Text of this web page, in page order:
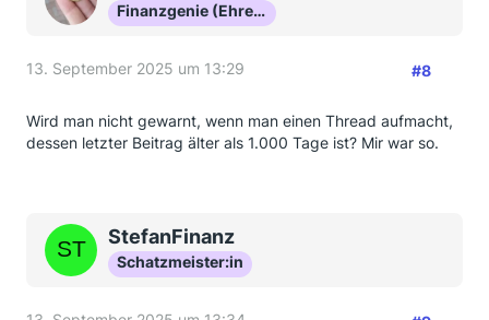
Finanzgenie (Ehrenmitglied)
13. September 2025 um 13:29 #8
Wird man nicht gewarnt, wenn man einen Thread aufmacht,
dessen letzter Beitrag älter als 1.000 Tage ist? Mir war so.
StefanFinanz
Schatzmeister:in